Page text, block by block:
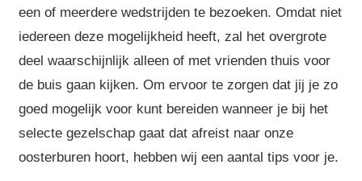
een of meerdere wedstrijden te bezoeken. Omdat niet
iedereen deze mogelijkheid heeft, zal het overgrote
deel waarschijnlijk alleen of met vrienden thuis voor
de buis gaan kijken. Om ervoor te zorgen dat jij je zo
goed mogelijk voor kunt bereiden wanneer je bij het
selecte gezelschap gaat dat afreist naar onze
oosterburen hoort, hebben wij een aantal tips voor je.